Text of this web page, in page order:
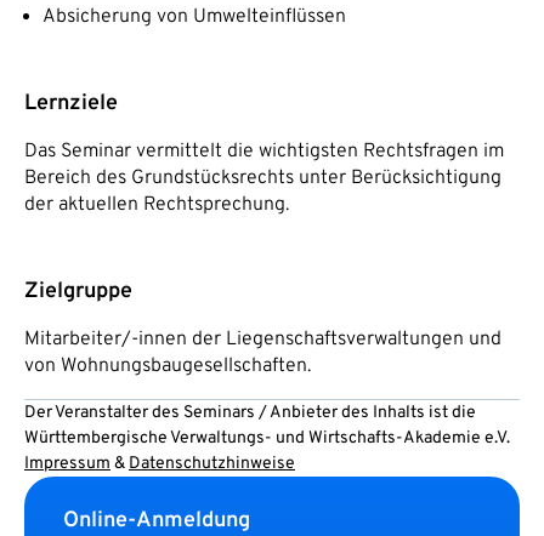
Absicherung von Umwelteinflüssen
Lernziele
Das Seminar vermittelt die wichtigsten Rechtsfragen im
Bereich des Grundstücksrechts unter Berücksichtigung
der aktuellen Rechtsprechung.
Zielgruppe
Mitarbeiter/-innen der Liegenschaftsverwaltungen und
von Wohnungsbaugesellschaften.
Der Veranstalter des Seminars / Anbieter des Inhalts ist die
Württembergische Verwaltungs- und Wirtschafts-Akademie e.V.
Impressum & Datenschutzhinweise
Online-Anmeldung